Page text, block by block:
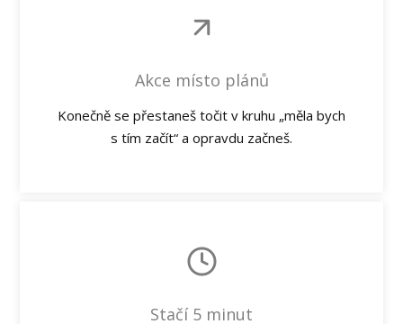
Akce místo plánů
Konečně se přestaneš točit v kruhu „měla bych
s tím začít“ a opravdu začneš.
Stačí 5 minut